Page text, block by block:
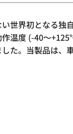
世界初となる独
作温度 (-40～
た。当製品は、